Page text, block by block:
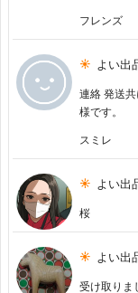
フレンズ
よい出
連絡 発送
様です。
スミレ
よい出
桜
よい出
受け取りま